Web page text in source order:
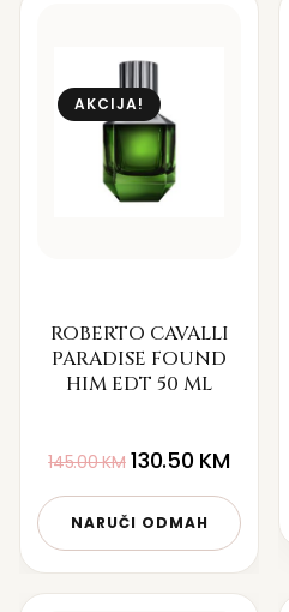
AKCIJA!
ROBERTO CAVALLI
PARADISE FOUND
HIM EDT 50 ML
145.00KM 130.50 KM
NARUČI ODMAH